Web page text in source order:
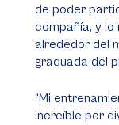
de poder
compañía, y
alrededor del
graduada del
“Mi
increíble por